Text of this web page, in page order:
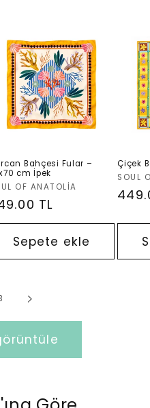
Bahçesi Fular –
cm İpek
OF ANATOLIA
TL
Sepete ekle
Çiçek
Satıcı:
SOUL